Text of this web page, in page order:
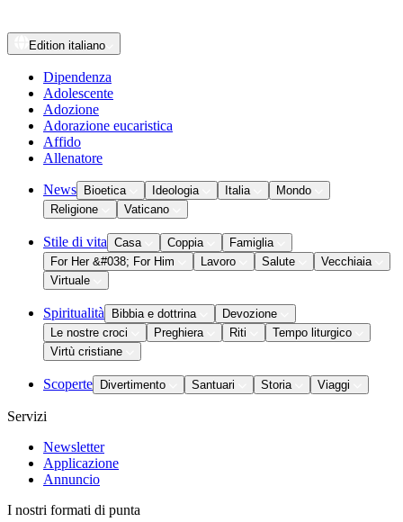
Edition italiano
Dipendenza
Adolescente
Adozione
Adorazione eucaristica
Affido
Allenatore
News Bioetica Ideologia Italia
Mondo
Religione
Vaticano
Stile di vita Casa Coppia
Famiglia
For Her &#038; For Him
Lavoro Salute
Vecchiaia
Virtuale
Spiritualità Bibbia e dottrina
Devozione
Le nostre croci
Preghiera Riti
Tempo liturgico
Virtù cristiane
Scoperte Divertimento Santuari Storia Viaggi
Servizi
Newsletter
Applicazione
Annuncio
I nostri formati di punta